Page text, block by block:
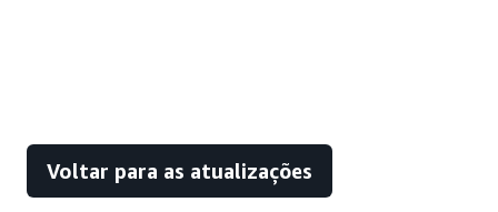
Voltar para as atualizações